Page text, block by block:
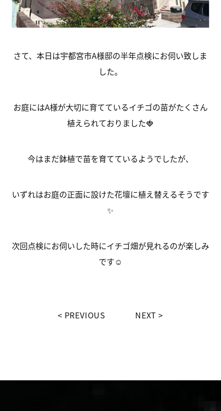
さて、本日は宇都宮市A様邸の半年点検にお伺い致しま
した。
お庭にはA様が大切に育てているイチゴの苗がたくさん
植えられておりました🍓
今はまだ鉢植で苗を育てているようでしたが、
いずれはお庭の正面に設けた花壇に植え替えるそうです
✨
次回点検にお伺いした時にイチゴ畑が見れるのが楽しみ
です☺
PREVIOUS NEXT